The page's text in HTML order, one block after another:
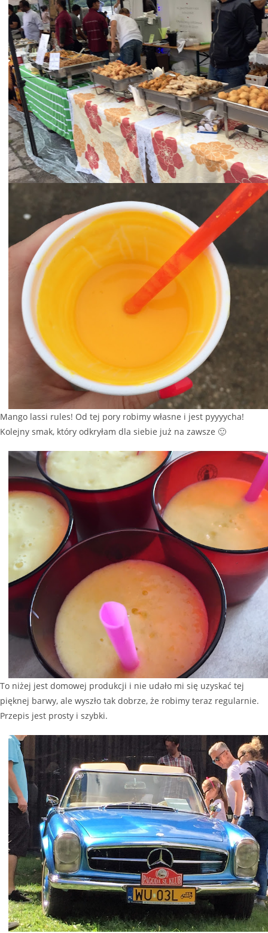
Mango lassi rules! Od tej pory robimy własne i jest pyyyycha!
Kolejny smak, który odkryłam dla siebie już na zawsze 🙂
To niżej jest domowej produkcji i nie udało mi się uzyskać tej
pięknej barwy, ale wyszło tak dobrze, że robimy teraz regularnie.
Przepis jest prosty i szybki.